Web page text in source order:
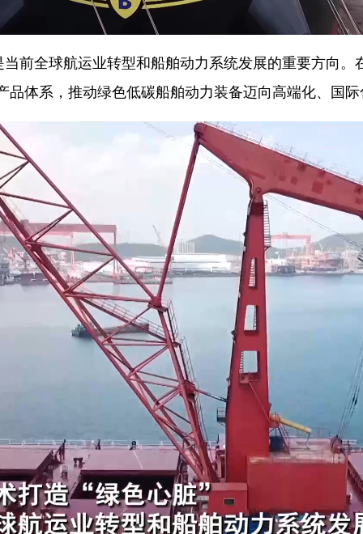
全球航运业转型和船舶动力系统发展的重要方向。
品体系，推动绿色低碳船舶动力装备迈向高端化、国